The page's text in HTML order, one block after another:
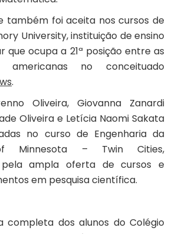
também foi aceita nos cursos de
University, instituição de ensino
que ocupa a 21ª posição entre as
americanas no conceituado
.
Oliveira, Giovanna Zanardi
Oliveira e Letícia Naomi Sakata
no curso de Engenharia da
Minnesota – Twin Cities,
pela ampla oferta de cursos e
em pesquisa científica.
completa dos alunos do Colégio